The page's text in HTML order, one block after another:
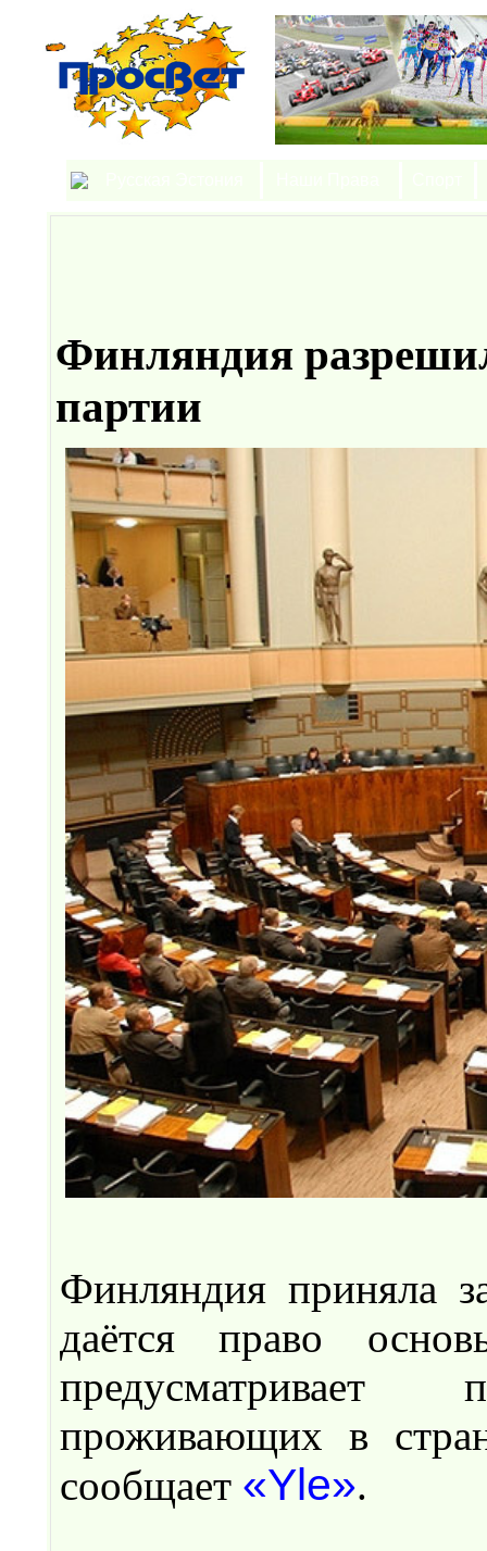
Финляндия
партии
Финляндия приняла
даётся право
предусматривает
проживающих в
сообщает «Yle».